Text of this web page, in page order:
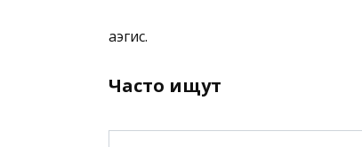
аэгис.
Часто ищут